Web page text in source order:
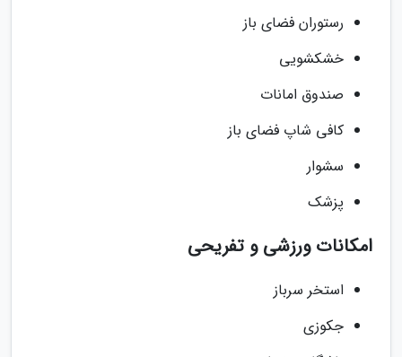
رستوران فضای باز
خشکشویی
صندوق امانات
کافی شاپ فضای باز
سشوار
پزشک
امکانات ورزشی و تفریحی
استخر سرباز
جکوزی